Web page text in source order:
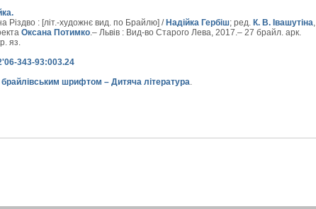
Різдво : [літ.-художнє вид. по Брайлю] / Надійка Гербіш; ред. К. В. Івашутіна,
Оксана Потимко.– Львів : Вид-во Старого Лева, 2017.– 27 брайл. арк.
яз.
343-93:003.24
шрифтом – Дитяча література.